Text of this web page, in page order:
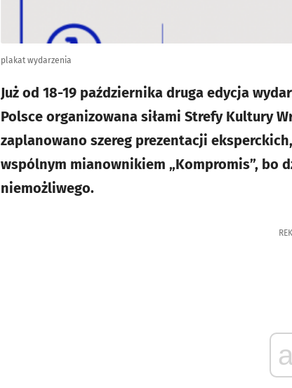
plakat wydarzenia
Już od 18-19 października druga edycja
Polsce organizowana siłami Strefy Kultury
zaplanowano szereg prezentacji
wspólnym mianownikiem „Kompromis”, bo
niemożliwego.